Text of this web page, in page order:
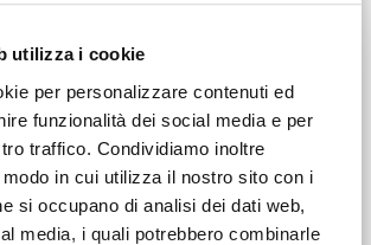
utilizza i cookie
per personalizzare contenuti ed
funzionalità dei social media e per
traffico. Condividiamo inoltre
in cui utilizza il nostro sito con i
si occupano di analisi dei dati web,
media, i quali potrebbero combinarle
€ 17,99
Dettagli